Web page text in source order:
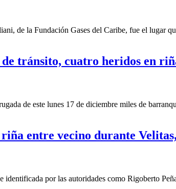
de la Fundación Gases del Caribe, fue el lugar
tránsito, cuatro heridos en
de este lunes 17 de diciembre miles de
entre vecino durante
por las autoridades como Rigoberto